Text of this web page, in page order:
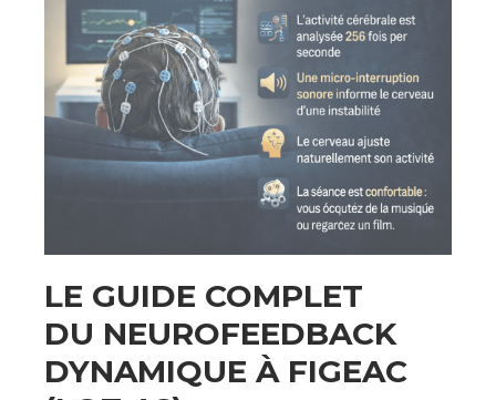
LE GUIDE COMPLET
DU NEUROFEEDBACK
DYNAMIQUE À FIGEAC